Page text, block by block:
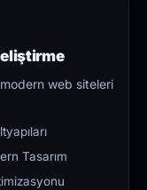
modern web siteleri
Tasarım